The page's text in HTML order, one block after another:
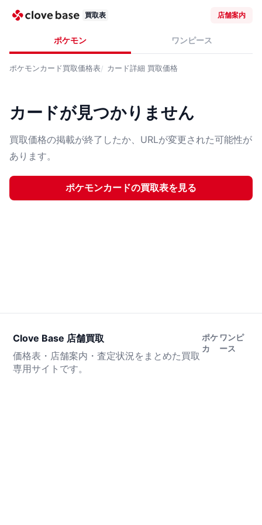
買取表 店舗案内
ポケモン ワンピース
ポケモンカード買取価格表 カード詳細 買取価格
カードが見つかりません
買取価格の掲載が終了したか、URLが変更された可能性が
あります。
ポケモンカードの買取表を見る
Clove Base 店舗買取
価格表・店舗案内・査定状況をまとめた買取
専用サイトです。
ポケ
カ
ワンピ
ース